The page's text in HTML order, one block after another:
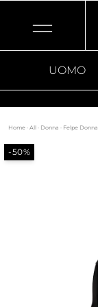
UOMO
Home · All · Donna · Felpe Donna
-50%